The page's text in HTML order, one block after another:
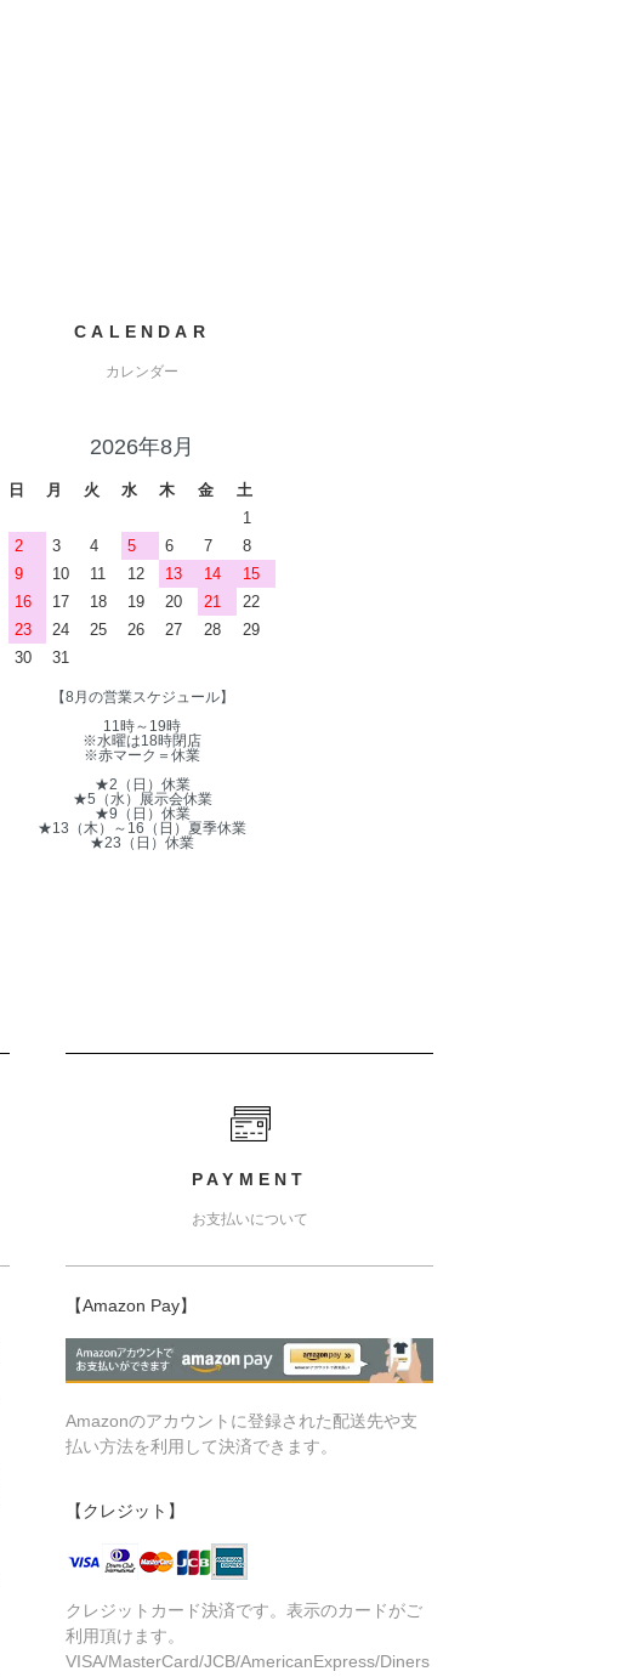
CALENDAR
カレンダー
2026年8月
日 月 火 水 木 金
土
1
2
3 4 5 6 7
8
9
10 11 12 13 14
15
16
17 18 19 20 21
22
23
24 25 26 27 28
29
30
31
【8月の営業スケジュール】
11時～19時
※水曜は18時閉店
※赤マーク＝休業
★2（日）休業
★5（水）展示会休業
★9（日）休業
★13（木）～16（日）夏季休業
★23（日）休業
PAYMENT
お支払いについて
【Amazon Pay】
Amazonのアカウントに登録された配送先や支
払い方法を利用して決済できます。
【クレジット】
クレジットカード決済です。表示のカードがご
利用頂けます。
VISA/MasterCard/JCB/AmericanExpress/Diners